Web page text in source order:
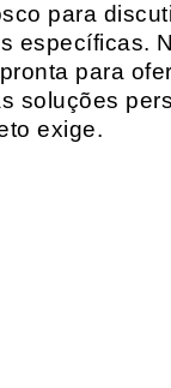
para
específicas.
para
soluções
exige.